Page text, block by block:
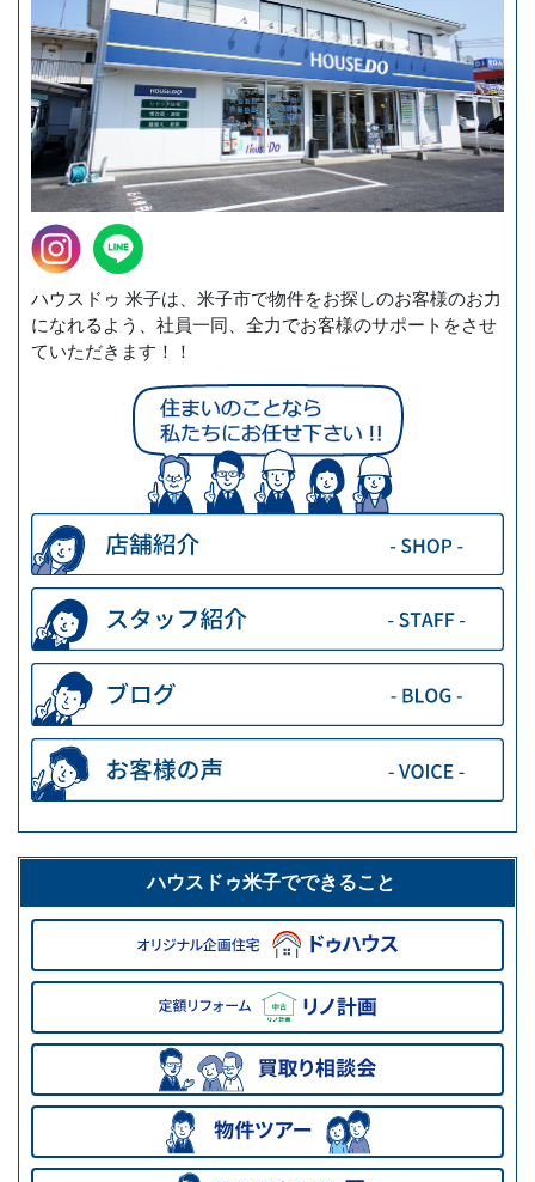
ハウスドゥ 米子は、米子市で物件をお探しのお客様のお力
になれるよう、社員一同、全力でお客様のサポートをさせ
ていただきます！！
ハウスドゥ米子でできること